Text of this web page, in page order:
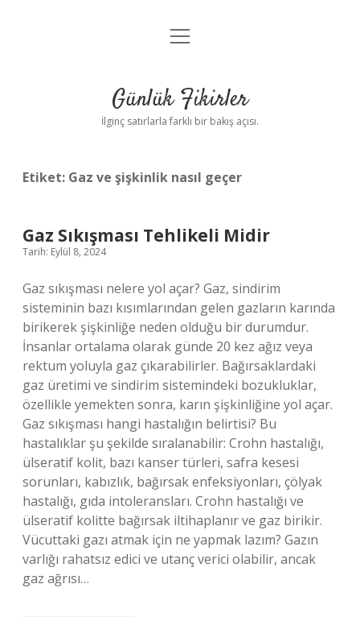
Anasayfa
Yasal Uyarı
menüyü
Günlük Fikirler
İlginç satırlarla farklı bir bakış açısı.
Etiket: Gaz ve şişkinlik nasıl geçer
Gaz Sıkışması Tehlikeli Midir
Tarih: Eylül 8, 2024
Gaz sıkışması nelere yol açar? Gaz, sindirim
sisteminin bazı kısımlarından gelen gazların karında
birikerek şişkinliğe neden olduğu bir durumdur.
İnsanlar ortalama olarak günde 20 kez ağız veya
rektum yoluyla gaz çıkarabilirler. Bağırsaklardaki
gaz üretimi ve sindirim sistemindeki bozukluklar,
özellikle yemekten sonra, karın şişkinliğine yol açar.
Gaz sıkışması hangi hastalığın belirtisi? Bu
hastalıklar şu şekilde sıralanabilir: Crohn hastalığı,
ülseratif kolit, bazı kanser türleri, safra kesesi
sorunları, kabızlık, bağırsak enfeksiyonları, çölyak
hastalığı, gıda intoleransları. Crohn hastalığı ve
ülseratif kolitte bağırsak iltihaplanır ve gaz birikir.
Vücuttaki gazı atmak için ne yapmak lazım? Gazın
varlığı rahatsız edici ve utanç verici olabilir, ancak
gaz ağrısı…